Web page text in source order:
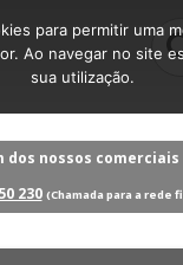
dos nossos
230 (Chamada para a rede
para permitir uma
Ao navegar no site
sua utilização.